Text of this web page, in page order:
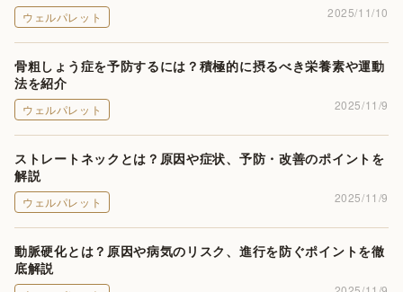
ウェルパレット 2025/11/10
骨粗しょう症を予防するには？積極的に摂るべき栄養素や運動
法を紹介
ウェルパレット 2025/11/9
ストレートネックとは？原因や症状、予防・改善のポイントを
解説
ウェルパレット 2025/11/9
動脈硬化とは？原因や病気のリスク、進行を防ぐポイントを徹
底解説